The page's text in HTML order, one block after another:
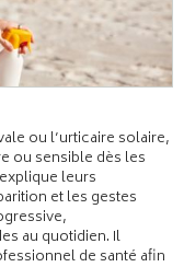
ou l’urticaire solaire,
ou sensible dès les
leurs
et les gestes
au quotidien. Il
de santé afin